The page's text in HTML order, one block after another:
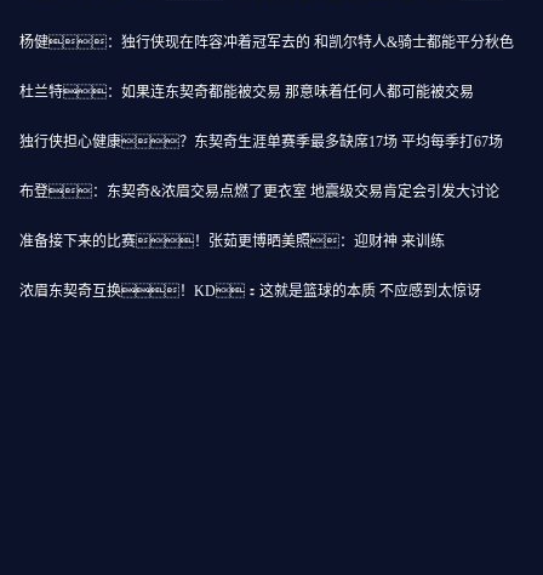
杨健：独行侠现在阵容冲着冠军去的 和凯尔特人&骑士都能平分秋色
杜兰特：如果连东契奇都能被交易 那意味着任何人都可能被交易
独行侠担心健康？东契奇生涯单赛季最多缺席17场 平均每季打67场
布登：东契奇&浓眉交易点燃了更衣室 地震级交易肯定会引发大讨论
准备接下来的比赛！张茹更博晒美照：迎财神 来训练
浓眉东契奇互换！KD：这就是篮球的本质 不应感到太惊讶